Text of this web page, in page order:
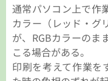
通常パソコン上で作
カラー（レッド・グ
が、RGBカラーのま
こる場合がある。
印刷を考えて作業を